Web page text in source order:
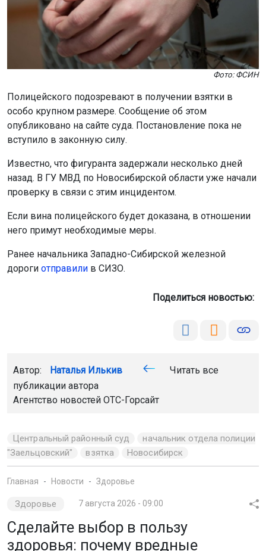
Фото: ФСИН
Полицейского подозревают в получении взятки в
особо крупном размере. Сообщение об этом
опубликовано на сайте суда. Постановление пока не
вступило в законную силу.
Известно, что фигуранта задержали несколько дней
назад. В ГУ МВД по Новосибирской области уже начали
проверку в связи с этим инцидентом.
Если вина полицейского будет доказана, в отношении
него примут необходимые меры.
Ранее начальника Западно-Сибирской железной
дороги отправили в СИЗО.
Поделиться новостью:
Автор: Наталья Илькив
Читать все
публикации автора
Агентство новостей ОТС-Горсайт
Центральный районный суд
начальник отдела полиции
"Заельцовский"
взятка Новосибирск
Главная Новости Здоровье
Здоровье 7 августа 2026 - 09:00
Сделайте выбор в пользу
здоровья: почему вредные